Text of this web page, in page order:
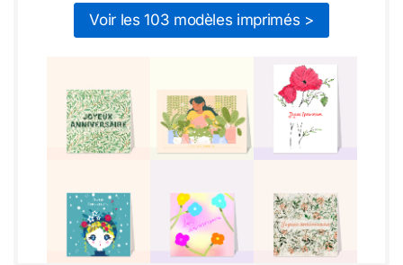
Voir les 103 modèles imprimés >